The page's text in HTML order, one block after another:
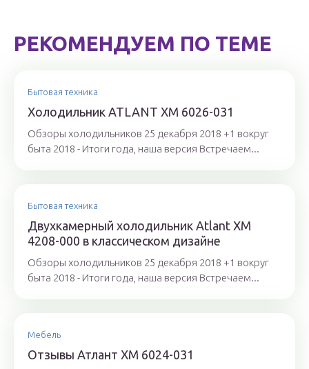
РЕКОМЕНДУЕМ ПО ТЕМЕ
Бытовая техника
Холодильник ATLANT ХМ 6026-031
Обзоры холодильников 25 декабря 2018 +1 вокруг
быта 2018 - Итоги года, наша версия Встречаем...
Бытовая техника
Двухкамерный холодильник Atlant ХМ
4208-000 в классическом дизайне
Обзоры холодильников 25 декабря 2018 +1 вокруг
быта 2018 - Итоги года, наша версия Встречаем...
Мебель
Отзывы Атлант ХМ 6024-031